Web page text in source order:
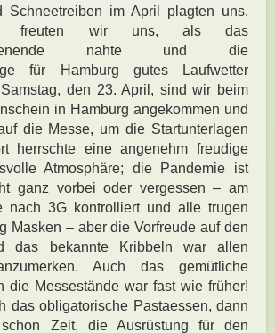
Schneetreiben im April plagten uns.
freuten wir uns, als das
nahte und die
für Hamburg gutes Laufwetter
den 23. April, sind wir beim
in Hamburg angekommen und
die Messe, um die Startunterlagen
herrschte eine angenehm freudige
Atmosphäre; die Pandemie ist
ganz vorbei oder vergessen – am
nach 3G kontrolliert und alle trugen
Masken – aber die Vorfreude auf den
das bekannte Kribbeln war allen
Auch das gemütliche
die Messestände war fast wie früher!
das obligatorische Pastaessen, dann
Zeit, die Ausrüstung für den